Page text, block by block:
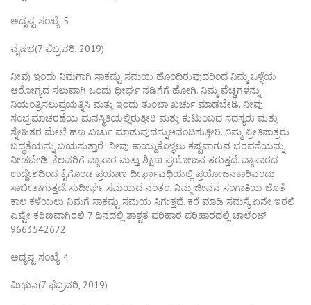
ಅದೃಷ್ಟ ಸಂಖ್ಯೆ: 5
ವೃಷಭ(7 ಫೆಬ್ರವರಿ, 2019)
ನೀವು ಇಂದು ನಿಮಗಾಗಿ ಸಾಕಷ್ಟು ಸಮಯ ಹೊಂದಿರುವುದರಿಂದ ನಿಮ್ಮ ಒಳ್ಳೆಯ
ಆರೋಗ್ಯದ ಸಲುವಾಗಿ ಒಂದು ಧೀರ್ಘ ನಡಿಗೆಗೆ ಹೋಗಿ. ನಿಮ್ಮ ವೆಚ್ಚಗಳನ್ನು
ನಿಯಂತ್ರಿಸಲುಪ್ರಯತ್ನಿಸಿ ಮತ್ತು ಇಂದು ತುಂಬಾ ಖರ್ಚು ಮಾಡಬೇಡಿ. ನೀವು
ಸಂಭ್ರಮಾಚರಣೆಯ ಮನಸ್ಥಿತಿಯಲ್ಲಿರುತ್ತೀರಿ ಮತ್ತು ಕುಟುಂಬದ ಸದಸ್ಯರು ಮತ್ತು
ಸ್ನೇಹಿತರ ಮೇಲೆ ಹಣ ಖರ್ಚು ಮಾಡುವುದನ್ನುಆನಂದಿಸುತ್ತೀರಿ. ನಿಮ್ಮ ಪ್ರೀತಿಪಾತ್ರರು
ಬದ್ಧತೆಯನ್ನು ಬಯಸುತ್ತಾರೆ- ನೀವು ಕಾಯ್ದುಕೊಳ್ಳಲು ಕಷ್ಟವಾಗುವ ಭರವಸೆಯನ್ನು
ನೀಡಬೇಡಿ. ಕೆಲವರಿಗೆ ವ್ಯಾಪಾರ ಮತ್ತು ಶಿಕ್ಷಣ ಪ್ರಯೋಜನ ತರುತ್ತದೆ. ವ್ಯಾಪಾರದ
ಉದ್ದೇಶದಿಂದ ಕೈಗೊಂಡ ಪ್ರಯಾಣ ದೀರ್ಘಾವಧಿಯಲ್ಲಿ ಪ್ರಯೋಜನಕಾರಿಎಂದು
ಸಾಬೀತಾಗುತ್ತದೆ. ಸುದೀರ್ಘ ಸಮಯದ ನಂತರ, ನಿಮ್ಮ ಜೀವನ ಸಂಗಾತಿಯ ಜೊತೆ
ಕಾಲ ಕಳೆಯಲು ನಿಮಗೆ ಸಾಕಷ್ಟು ಸಮಯ ಸಿಗುತ್ತದೆ. ಕರೆ ಮಾಡಿ ಸಮಸ್ಯೆ ಏನೇ ಇರಲಿ
ಎಷ್ಟೇ ಕಠಿಣವಾಗಿರಲಿ 7 ದಿನದಲ್ಲಿ ಶಾಶ್ವತ ಪರಿಹಾರ ಪರಿಹಾರದಲ್ಲಿ ಚಾಲೆಂಜ್
9663542672
ಅದೃಷ್ಟ ಸಂಖ್ಯೆ: 4
ಮಿಥುನ(7 ಫೆಬ್ರವರಿ, 2019)